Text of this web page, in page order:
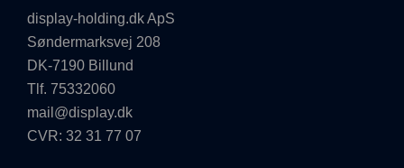
display-holding.dk ApS
Søndermarksvej 208
DK-7190 Billund
Tlf. 75332060
mail@display.dk
CVR: 32 31 77 07